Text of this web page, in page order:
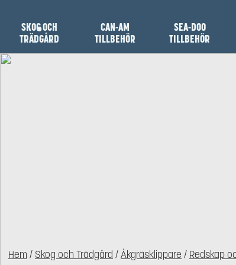
SKOG OCH
TRÄDGÅRD
CAN-AM
TILLBEHÖR
SEA-DOO
TILLBEHÖR
Hem / Skog och Trädgård /Åkgräsklippare / Redskap